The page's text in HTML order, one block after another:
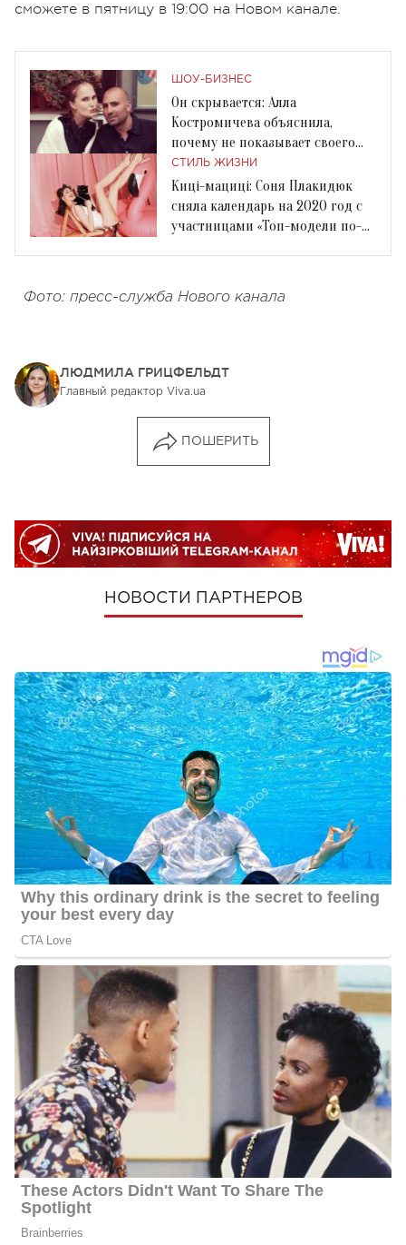
сможете в пятницу в 19:00 на Новом канале.
ШОУ-БИЗНЕС
Он скрывается: Алла
Костромичева объяснила,
почему не показывает своего
мужа
СТИЛЬ ЖИЗНИ
Киці-мациці: Соня Плакидюк
сняла календарь на 2020 год с
участницами «Топ-модели по-
Фото: пресс-служба Нового канала
ЛЮДМИЛА ГРИЦФЕЛЬДТ
Главный редактор Viva.ua
ПОШЕРИТЬ
НОВОСТИ ПАРТНЕРОВ